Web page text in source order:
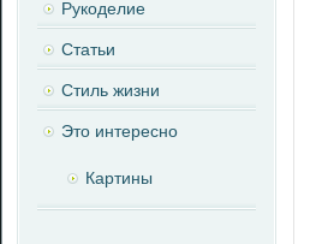
Рукоделие
Статьи
Стиль жизни
Это интересно
Картины